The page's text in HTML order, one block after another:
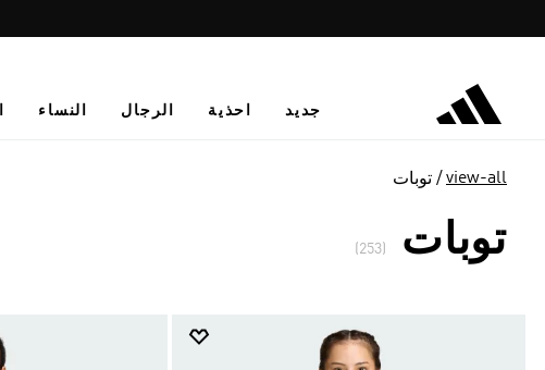
جديد احذية الرجال النساء
view-all توبات
توبات